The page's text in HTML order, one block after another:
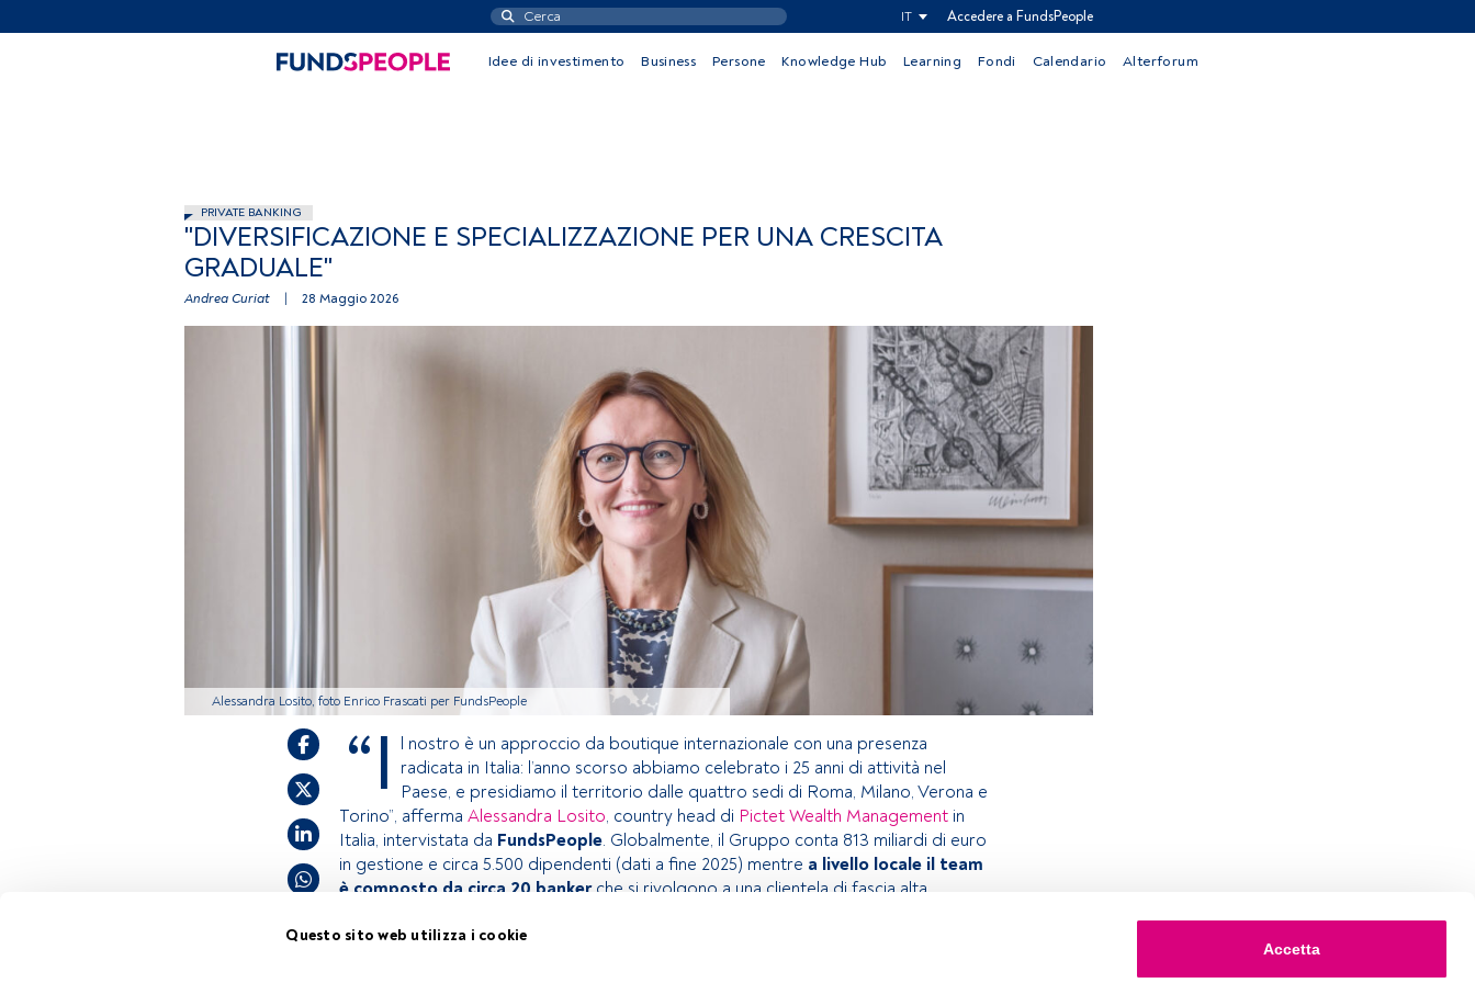
Questo sito web utilizza i cookie
Accetta
IT Accedere a FundsPeople
Idee di investimento Business Persone Knowledge Hub Learning Fondi Calendario Alterforum
PRIVATE BANKING
"DIVERSIFICAZIONE E SPECIALIZZAZIONE PER UNA CRESCITA
GRADUALE"
Andrea Curiat 28 Maggio 2026
Alessandra Losito, foto Enrico Frascati per FundsPeople
“I
l nostro è un approccio da boutique internazionale con una presenza
radicata in Italia: l’anno scorso abbiamo celebrato i 25 anni di attività nel
Paese, e presidiamo il territorio dalle quattro sedi di Roma, Milano, Verona e
Torino”, afferma Alessandra Losito, country head di Pictet Wealth Management in
Italia, intervistata da FundsPeople. Globalmente, il Gruppo conta 813 miliardi di euro
in gestione e circa 5.500 dipendenti (dati a fine 2025) mentre a livello locale il team
è composto da circa 20 bankerche si rivolgono a una clientela di fascia alta.